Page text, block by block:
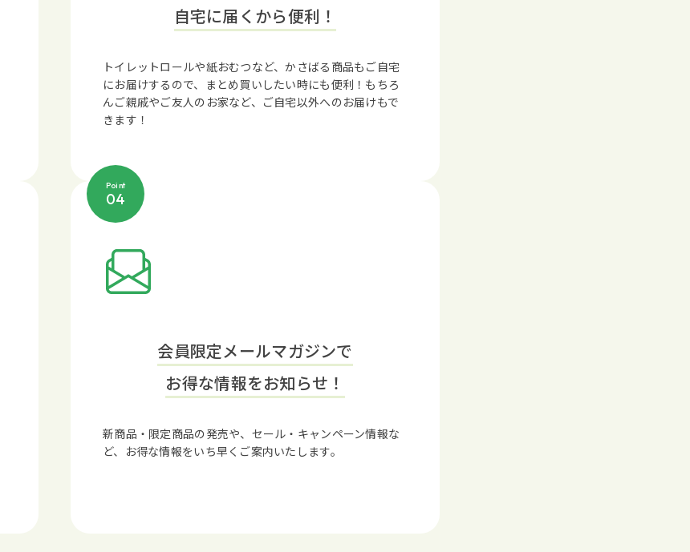
自宅に届くから便利！
トイレットロールや紙おむつなど、かさばる商品もご自宅
にお届けするので、まとめ買いしたい時にも便利！もちろ
んご親戚やご友人のお家など、ご自宅以外へのお届けもで
きます！
Point
04
会員限定メールマガジンで
お得な情報をお知らせ！
新商品・限定商品の発売や、セール・キャンペーン情報な
ど、お得な情報をいち早くご案内いたします。